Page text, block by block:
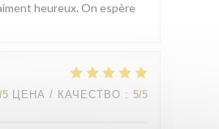
heureux. On espère
/5 ЦЕНА / КАЧЕСТВО : 5/5